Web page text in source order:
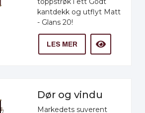
kantdekk og utflyt Matt
- Glans 20!
LES MER
Dør og vindu
Markedets suverent